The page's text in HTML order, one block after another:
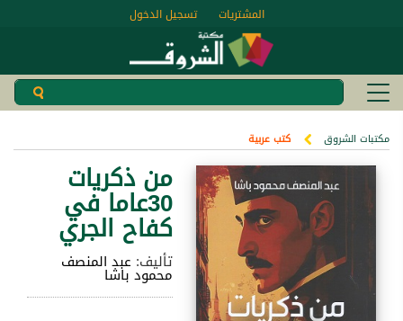
تسجيل الدخول المشتريات
مكتبات الشروق كتب عربية
من ذكريات
30عاما في
كفاح الجري
تأليف: عبد المنصف
محمود باشا